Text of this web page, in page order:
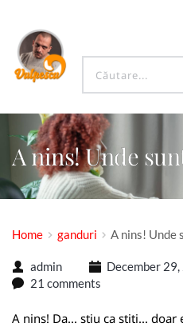
A nins! Unde
Home ganduri A nins! Unde
admin December
21 comments
A nins! Da... stiu ca stiti... doar